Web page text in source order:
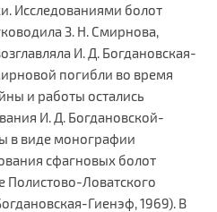
Исследованиями болот
З. Н. Смирнова,
И. Д. Богдановская-
погибли во время
и работы остались
И. Д. Богдановской-
в виде монографии
сфагновых болот
Полистово-Ловатского
Гиенэф, 1969). В